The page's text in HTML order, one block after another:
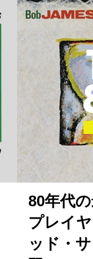
80年代
プレイ
ッド・